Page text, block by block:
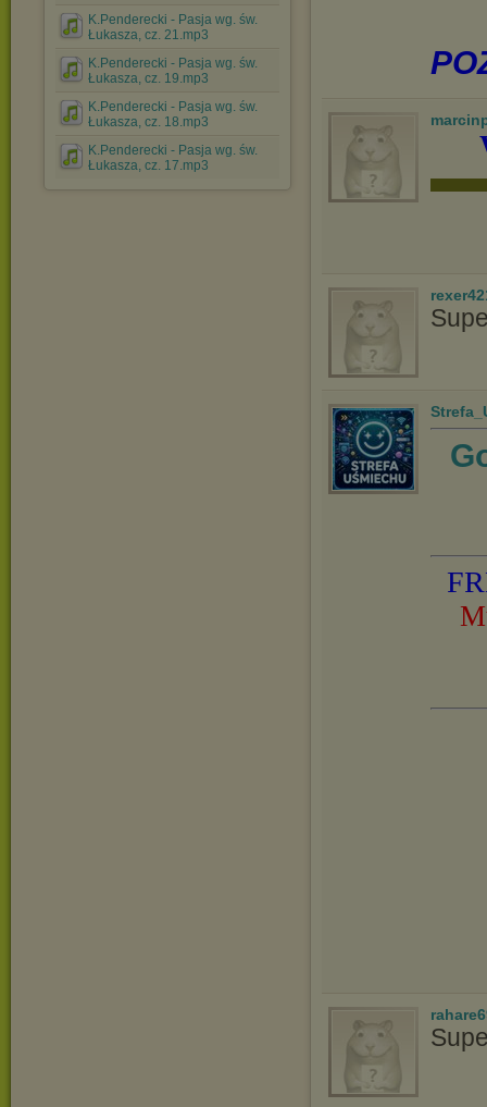
K.Penderecki - Pasja wg. św.
Łukasza, cz. 21.mp3
K.Penderecki - Pasja wg. św.
Łukasza, cz. 19.mp3
K.Penderecki - Pasja wg. św.
Łukasza, cz. 18.mp3
K.Penderecki - Pasja wg. św.
Łukasza, cz. 17.mp3